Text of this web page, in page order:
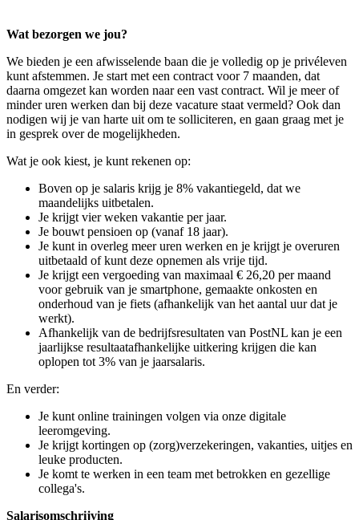
Wat bezorgen we jou?
We bieden je een afwisselende baan die je volledig op je privéleven
kunt afstemmen. Je start met een contract voor 7 maanden, dat
daarna omgezet kan worden naar een vast contract. Wil je meer of
minder uren werken dan bij deze vacature staat vermeld? Ook dan
nodigen wij je van harte uit om te solliciteren, en gaan graag met je
in gesprek over de mogelijkheden.
Wat je ook kiest, je kunt rekenen op:
Boven op je salaris krijg je 8% vakantiegeld, dat we
maandelijks uitbetalen.
Je krijgt vier weken vakantie per jaar.
Je bouwt pensioen op (vanaf 18 jaar).
Je kunt in overleg meer uren werken en je krijgt je overuren
uitbetaald of kunt deze opnemen als vrije tijd.
Je krijgt een vergoeding van maximaal € 26,20 per maand
voor gebruik van je smartphone, gemaakte onkosten en
onderhoud van je fiets (afhankelijk van het aantal uur dat je
werkt).
Afhankelijk van de bedrijfsresultaten van PostNL kan je een
jaarlijkse resultaatafhankelijke uitkering krijgen die kan
oplopen tot 3% van je jaarsalaris.
En verder:
Je kunt online trainingen volgen via onze digitale
leeromgeving.
Je krijgt kortingen op (zorg)verzekeringen, vakanties, uitjes en
leuke producten.
Je komt te werken in een team met betrokken en gezellige
collega's.
Salarisomschrijving